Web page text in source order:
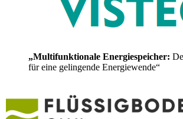
„Multifunktionale Energiespeicher:
für eine gelingende Energiewende“